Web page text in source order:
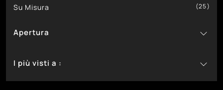
Su Misura 25
Apertura
Ante Scorrevoli 138
I più visti a :
Bassano Del Grappa